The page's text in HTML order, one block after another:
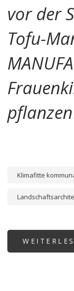
vor der
Tofu-
Klimafitte